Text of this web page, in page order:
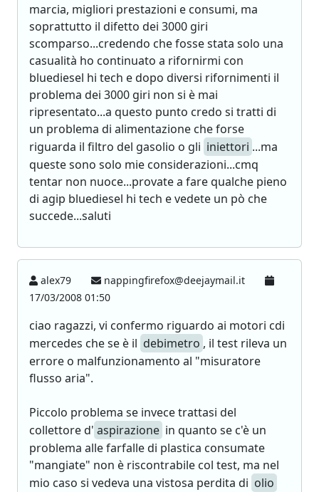
marcia, migliori prestazioni e consumi, ma
soprattutto il difetto dei 3000 giri
scomparso...credendo che fosse stata solo una
casualità ho continuato a rifornirmi con
bluediesel hi tech e dopo diversi rifornimenti il
problema dei 3000 giri non si è mai
ripresentato...a questo punto credo si tratti di
un problema di alimentazione che forse
riguarda il filtro del gasolio o gli iniettori ...ma
queste sono solo mie considerazioni...cmq
tentar non nuoce...provate a fare qualche pieno
di agip bluediesel hi tech e vedete un pò che
succede...saluti
alex79
nappingfirefox@deejaymail.it
17/03/2008 01:50
ciao ragazzi, vi confermo riguardo ai motori cdi
mercedes che se è il debimetro , il test rileva un
errore o malfunzionamento al "misuratore
flusso aria".
Piccolo problema se invece trattasi del
collettore d' aspirazione in quanto se c'è un
problema alle farfalle di plastica consumate
"mangiate" non è riscontrabile col test, ma nel
mio caso si vedeva una vistosa perdita di olio